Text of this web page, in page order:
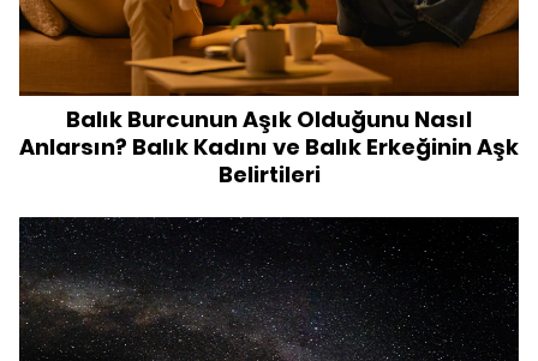
Balık Burcunun Aşık Olduğunu Nasıl
Anlarsın? Balık Kadını ve Balık Erkeğinin Aşk
Belirtileri